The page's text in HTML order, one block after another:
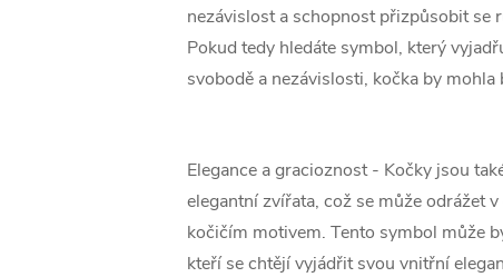
nezávislost a schopnost přizpůsobit se
Pokud tedy hledáte symbol, který
svobodě a nezávislosti, kočka by mohla
Elegance a gracioznost - Kočky jsou
elegantní zvířata, což se může odrážet
kočičím motivem. Tento symbol může
kteří se chtějí vyjádřit svou vnitřní